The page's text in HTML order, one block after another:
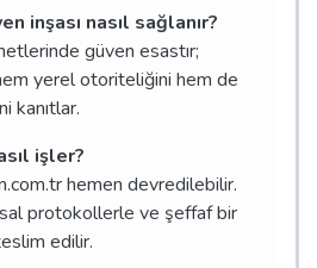
inşası nasıl sağlanır?
güven esastır;
yerel otoriteliğini hem de
kanıtlar.
işler?
hemen devredilebilir.
protokollerle ve şeffaf bir
edilir.